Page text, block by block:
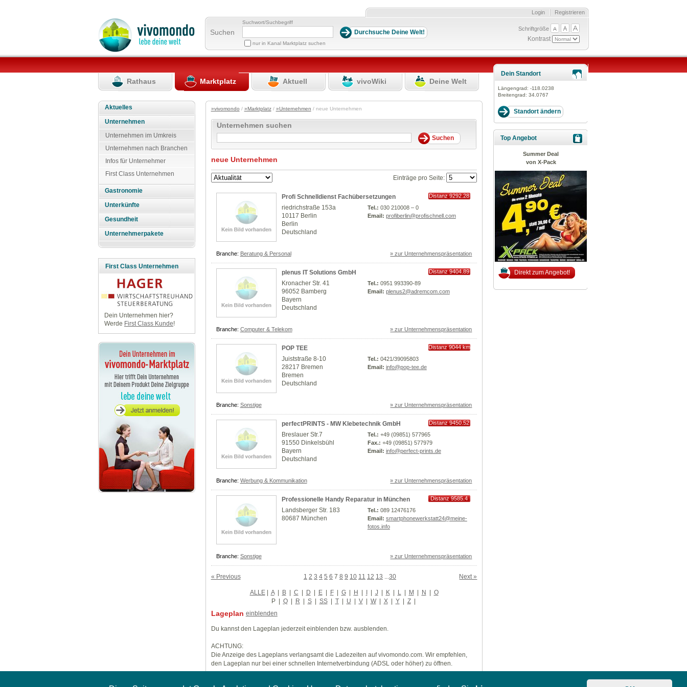
Registrieren
Login
Suchen
Suchwort/Suchbegriff
nur in Kanal Marktplatz suchen
Schriftgröße
Kontrast
Rathaus Marktplatz Aktuell vivoWiki Deine Welt
Aktuelles
Unternehmen
Unternehmen im Umkreis
Unternehmen nach Branchen
Infos für Unternehmer
First Class Unternehmen
Gastronomie
Unterkünfte
Gesundheit
Unternehmerpakete
First Class Unternehmen
Dein Unternehmen hier?
Werde First Class Kunde!
»vivomondo / »Marktplatz/ »Unternehmen / neue Unternehmen
Unternehmen suchen
neue Unternehmen
Einträge pro Seite:
Profi Schnelldienst Fachübersetzungen
Distanz 9292.28
riedrichstraße 153a
10117 Berlin
Berlin
Deutschland
Tel.: 030 210008 – 0
Email: profiberlin@profischnell.com
Branche: Beratung & Personal » zur Unternehmenspräsentation
plenus IT Solutions GmbH
Distanz 9404.89
Kronacher Str. 41
96052 Bamberg
Bayern
Deutschland
Tel.: 0951 993390-89
Email: plenus2@adremcom.com
Branche: Computer & Telekom » zur Unternehmenspräsentation
POP TEE Distanz 9044 km
Juiststraße 8-10
28217 Bremen
Bremen
Deutschland
Tel.: 0421/39095803
Email: info@pop-tee.de
Branche: Sonstige » zur Unternehmenspräsentation
perfectPRINTS - MW Klebetechnik GmbH
Distanz 9450.52
Breslauer Str.7
91550 Dinkelsbühl
Bayern
Deutschland
Tel.: +49 (09851) 577965
Fax.: +49 (09851) 577979
Email: info@perfect-prints.de
Branche: Werbung & Kommunikation » zur Unternehmenspräsentation
Professionelle Handy Reparatur in München
Distanz 9585.4
Landsberger Str. 183
80687 München
Tel.: 089 12476176
Email: smartphonewerkstatt24@meine-
fotos.info
Branche: Sonstige » zur Unternehmenspräsentation
« Previous Next »
1 2 3 4 5 6 7 8 9 10 11 12 13 30
ALLE| A | B | C | D | E | F | G | H | I | J | K | L | M | N | O
P| Q | R | S | SS | T | U | V | W | X | Y | Z |
Lageplan einblenden
Du kannst den Lageplan jederzeit einblenden bzw. ausblenden.
ACHTUNG:
Die Anzeige des Lageplans verlangsamt die Ladezeiten auf vivomondo.com. Wir empfehlen,
den Lageplan nur bei einer schnellen Internetverbindung (ADSL oder höher) zu öffnen.
Dein Standort
Längengrad: -118.0238
Breitengrad: 34.0767
Top Angebot
Summer Deal
von X-Pack
Direkt zum Angebot!